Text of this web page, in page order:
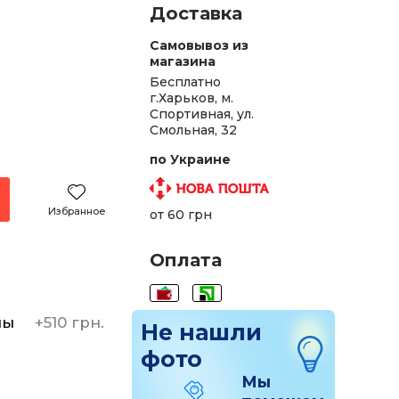
Избранное
+510 грн.
Доставка
Самовывоз из
магазина
Бесплатно
г.Харьков, м.
Спортивная, ул.
Смольная, 32
по Украине
от 60 грн
Оплата
Не нашли
фото
Мы